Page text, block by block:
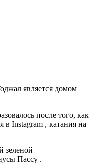
является домом
после того, как
Instagram , катания на
зеленой
Пассу .